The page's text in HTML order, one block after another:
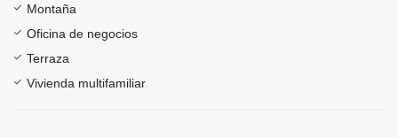
Montaña
Oficina de negocios
Terraza
Vivienda multifamiliar